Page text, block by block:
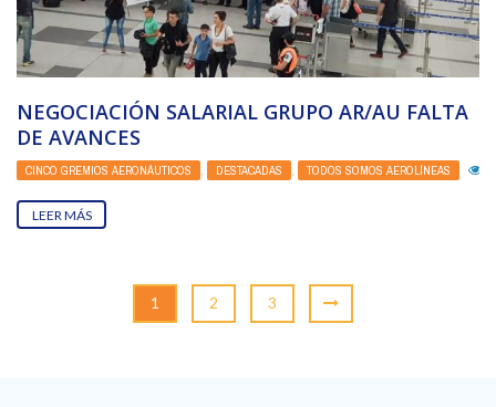
NEGOCIACIÓN SALARIAL GRUPO AR/AU FALTA
DE AVANCES
CINCO GREMIOS AERONÁUTICOS , DESTACADAS , TODOS SOMOS AEROLÍNEAS
LEER MÁS
1 2 3